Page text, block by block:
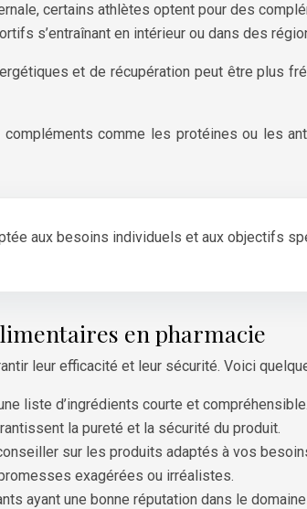
certains athlètes optent pour des
s’entraînant en intérieur ou dans des
et de récupération peut être plus
comme les protéines ou les
aux besoins individuels et aux objectifs
en pharmacie
leur efficacité et leur sécurité. Voici
liste d’ingrédients courte et compréhensible.
la pureté et la sécurité du produit.
sur les produits adaptés à vos
exagérées ou irréalistes.
ayant une bonne réputation dans le